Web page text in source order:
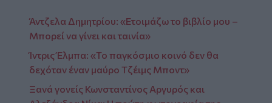
Άντζελα Δημητρίου: «Ετοιμάζω το βιβλίο μου –
Μπορεί να γίνει και ταινία»
Ίντρις Έλμπα: «Το παγκόσμιο κοινό δεν θα
δεχόταν έναν μαύρο Τζέιμς Μποντ»
Ξανά γονείς Κωνσταντίνος Αργυρός και